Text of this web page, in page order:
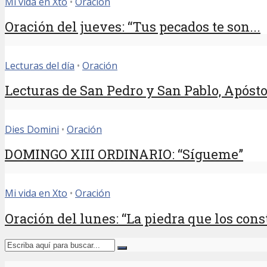
Oración del jueves: “Tus pecados te son...
Lecturas del día • Oración
Lecturas de San Pedro y San Pablo,
Dies Domini • Oración
DOMINGO XIII ORDINARIO: “Sígueme”
Mi vida en Xto • Oración
Oración del lunes: “La piedra que los